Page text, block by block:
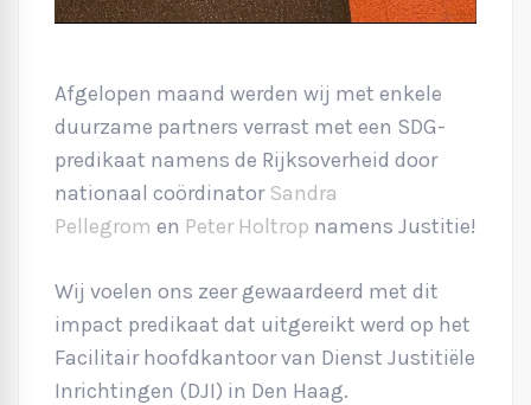
Afgelopen maand werden wij met enkele
duurzame partners verrast met een SDG-
predikaat namens de Rijksoverheid door
nationaal coördinator Sandra
Pellegrom en Peter Holtrop namens Justitie!
Wij voelen ons zeer gewaardeerd met dit
impact predikaat dat uitgereikt werd op het
Facilitair hoofdkantoor van Dienst Justitiële
Inrichtingen (DJI) in Den Haag.